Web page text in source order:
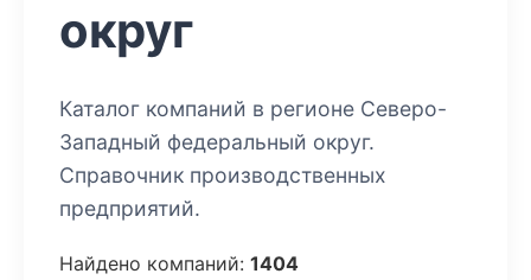
округ
Каталог компаний в регионе Северо-
Западный федеральный округ.
Справочник производственных
предприятий.
Найдено компаний: 1404